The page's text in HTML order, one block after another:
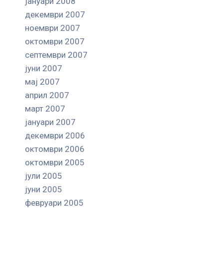
декември 2007
ноември 2007
октомври 2007
септември 2007
јуни 2007
мај 2007
април 2007
март 2007
јануари 2007
декември 2006
октомври 2006
октомври 2005
јули 2005
јуни 2005
февруари 2005